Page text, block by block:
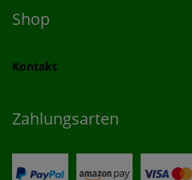
Shop
Kontakt
Zahlungsarten